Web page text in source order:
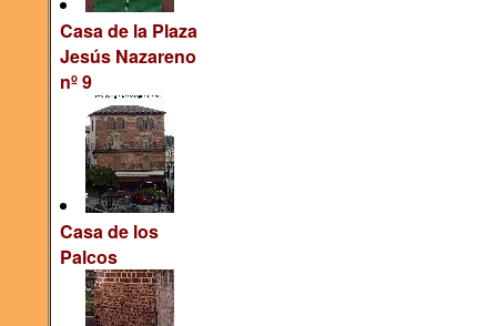
Casa de la Plaza
Jesús Nazareno
nº 9
Casa de los
Palcos